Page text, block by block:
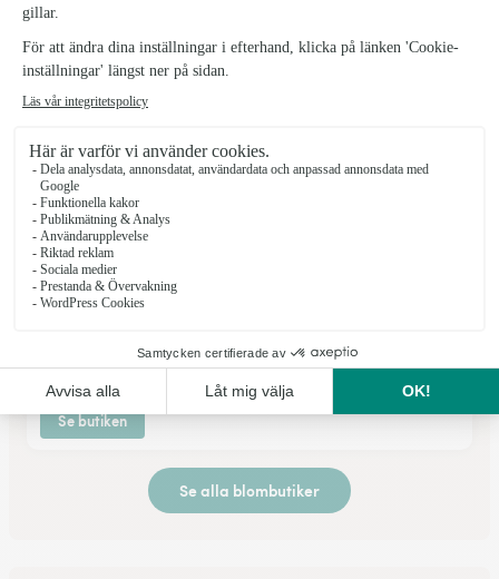
Gustav Österlinsväg 2
Se butiken
Regementsgatans Blomstershop
3.9 (97)
Se butiken
Se alla blombutiker